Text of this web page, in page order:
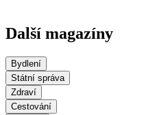
Další magazíny
Bydlení
Státní správa
Zdraví
Cestování